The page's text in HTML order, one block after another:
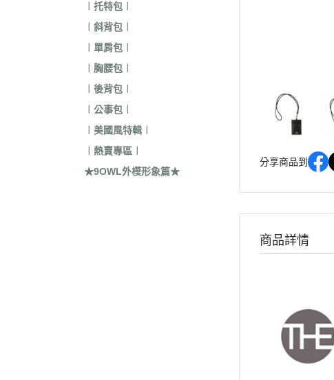
︱托特包︱
︱斜背包︱
︱單肩包︱
︱胸腰包︱
︱後背包︱
︱公事包︱
︱美國風特輯︱
︱熱賣專區︱
★9OWL外模形象篇★
分享商品到
商品詳情